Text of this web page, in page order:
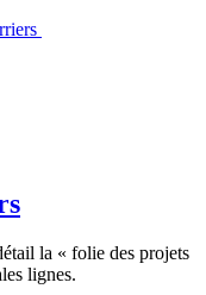
la « folie des projets
lignes.